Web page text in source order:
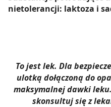
nietolerancji: laktoza i
To jest lek. Dla
ulotką dołączoną do
maksymalnej dawki
skonsultuj się z